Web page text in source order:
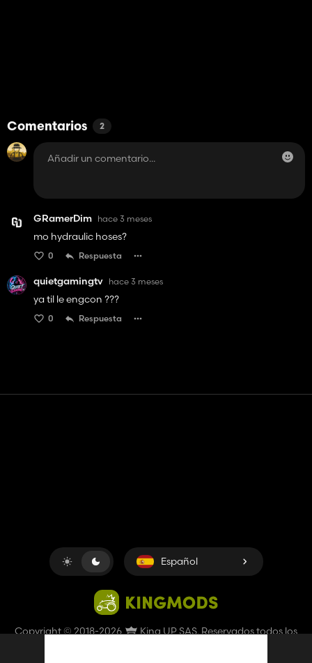
Comentarios 2
GRamerDim hace 3 meses
mo hydraulic hoses?
0 Respuesta
quietgamingtv hace 3 meses
ya til le engcon ???
0 Respuesta
Copyright © 2018-2026 King UP SAS. Reservados todos los
Español